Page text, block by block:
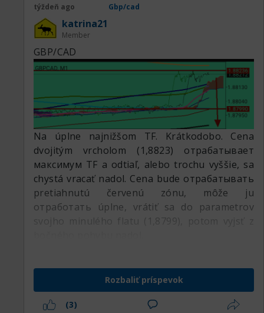
týždeň ago Gbp/cad
katrina21
Member
GBP/CAD
Na úplne najnižšom TF. Krátkodobo. Cena
dvojitým vrcholom (1,8823) отрабатывает
максимум TF a odtiaľ, alebo trochu vyššie, sa
chystá vracať nadol. Cena bude отрабатывать
pretiahnutú červenú zónu, môže ju
отработать úplne, vrátiť sa do parametrov
svojho minulého flatu (1,8799), potom vyjsť z
Rozbaliť príspevok
(3)